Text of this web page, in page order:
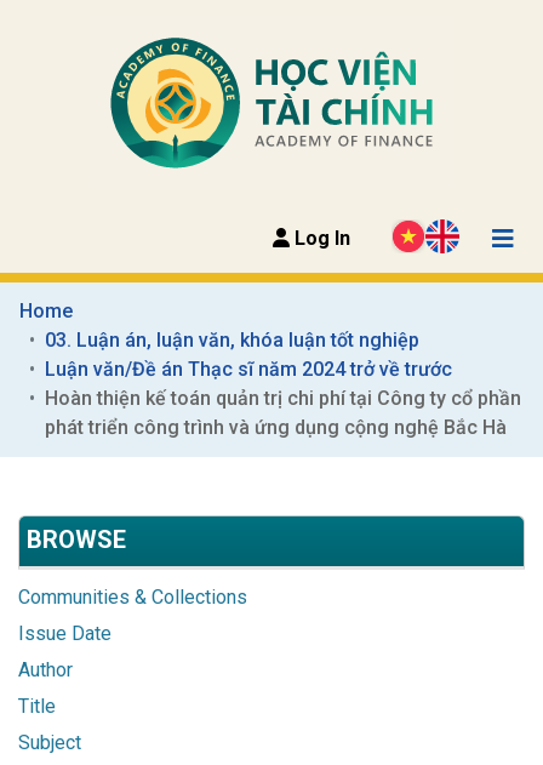
Log In
Home
03. Luận án, luận văn, khóa luận tốt nghiệp
Luận văn/Đề án Thạc sĩ năm 2024 trở về trước
Hoàn thiện kế toán quản trị chi phí tại Công ty cổ phần
phát triển công trình và ứng dụng cộng nghệ Bắc Hà
BROWSE
Communities & Collections
Issue Date
Author
Title
Subject